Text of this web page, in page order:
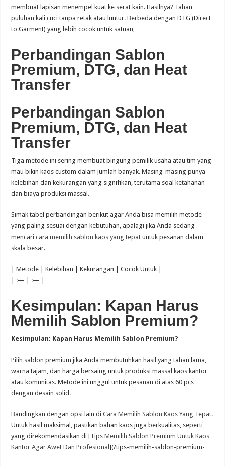
membuat lapisan menempel kuat ke serat kain. Hasilnya? Tahan
puluhan kali cuci tanpa retak atau luntur. Berbeda dengan DTG (Direct
to Garment) yang lebih cocok untuk satuan,
Perbandingan Sablon
Premium, DTG, dan Heat
Transfer
Perbandingan Sablon
Premium, DTG, dan Heat
Transfer
Tiga metode ini sering membuat bingung pemilik usaha atau tim yang
mau bikin kaos custom dalam jumlah banyak. Masing-masing punya
kelebihan dan kekurangan yang signifikan, terutama soal ketahanan
dan biaya produksi massal.
Simak tabel perbandingan berikut agar Anda bisa memilih metode
yang paling sesuai dengan kebutuhan, apalagi jika Anda sedang
mencaricara memilih sablon kaos yang tepat untuk pesanan dalam
skala besar.
| Metode | Kelebihan | Kekurangan | Cocok Untuk |
| :— | :— |
Kesimpulan: Kapan Harus
Memilih Sablon Premium?
Kesimpulan: Kapan Harus Memilih Sablon Premium?
Pilih sablon premium jika Anda membutuhkan hasil yang tahan lama,
warna tajam, dan harga bersaing untuk produksi massal kaos kantor
atau komunitas. Metode ini unggul untuk pesanan di atas 60 pcs
dengan desain solid.
Bandingkan dengan opsi lain diCara Memilih Sablon Kaos Yang Tepat.
Untuk hasil maksimal, pastikan bahan kaos juga berkualitas, seperti
yang direkomendasikan di [Tips Memilih Sablon Premium Untuk Kaos
Kantor Agar Awet Dan Profesional](/tips-memilih-sablon-premium-